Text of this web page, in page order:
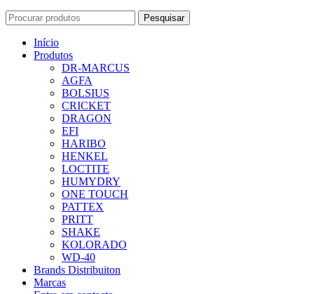
Pesquisar
Início
Produtos
DR-MARCUS
AGFA
BOLSIUS
CRICKET
DRAGON
EFI
HARIBO
HENKEL
LOCTITE
HUMYDRY
ONE TOUCH
PATTEX
PRITT
SHAKE
KOLORADO
WD-40
Brands Distribuiton
Marcas